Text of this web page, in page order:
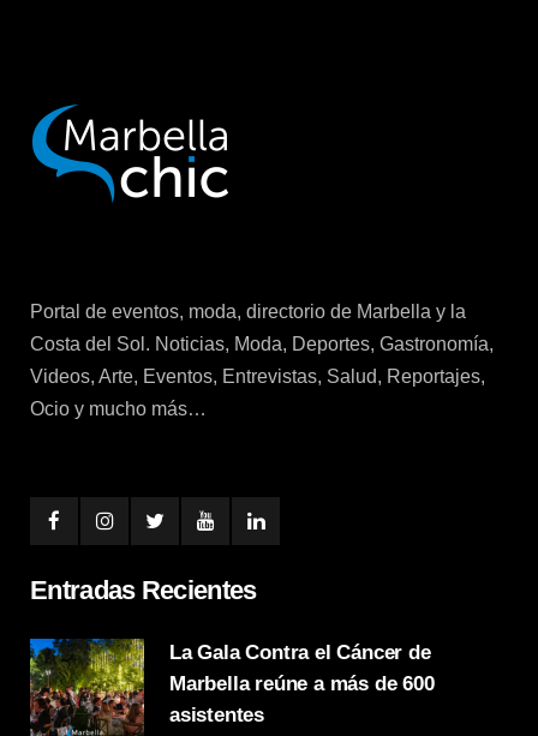
Portal de eventos, moda, directorio de Marbella y la
Costa del Sol. Noticias, Moda, Deportes, Gastronomía,
Videos, Arte, Eventos, Entrevistas, Salud, Reportajes,
Ocio y mucho más…
Entradas Recientes
La Gala Contra el Cáncer de
Marbella reúne a más de 600
asistentes